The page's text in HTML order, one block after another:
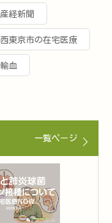
産経新聞
西東京市の在宅医療
輸血
一覧ページ